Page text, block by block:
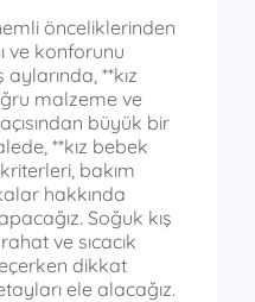
önceliklerinden
ve konforunu
**kız
malzeme ve
büyük bir
**kız bebek
bakım
hakkında
Soğuk kış
ve sıcacık
dikkat
ele alacağız.